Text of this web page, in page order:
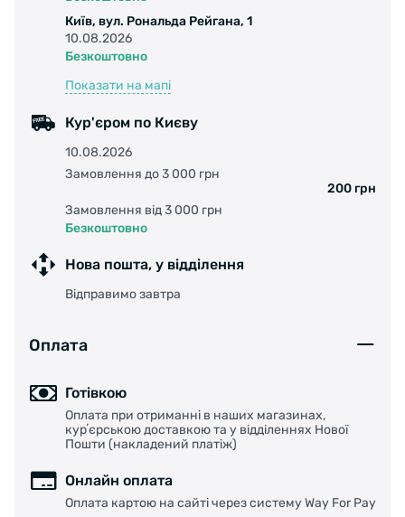
Ультразвукове приклеювання лінзи до решти
окулярів зменшує спотворення зору.
для чіткішого зору.
Лінзи Ridescape забезпечують більший
Повний захист від UV 400.
Кольоровий край лінзи.
Гідрофобна обробка поверхні підвищує
водовідштовхувальну здатність і забезпечує
Спеціальна обробка проти подряпин.
Об'єктив: Ridescape ES (N3) - підходить для
Містить міцний чохол для подорожей.
Мішечок для окулярів також можна
використовувати для їх чищення.
розміру XL.
Київ, вул. Рональда Рейгана, 1
10.08.2026
Безкоштовно
Показати на мапі
Кур'єром по Києву
10.08.2026
Замовлення до 3 000 грн
200 грн
Замовлення від 3 000 грн
Безкоштовно
Нова пошта, у відділення
Відправимо завтра
Оплата
Готівкою
Оплата при отриманні в наших магазинах,
курʼєрською доставкою та у відділеннях Нової
Пошти (накладений платіж)
Онлайн оплата
Оплата картою на сайті через систему Way For Pay